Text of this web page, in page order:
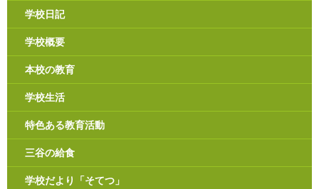
学校日記
学校概要
本校の教育
学校生活
特色ある教育活動
三谷の給食
学校だより「そてつ」